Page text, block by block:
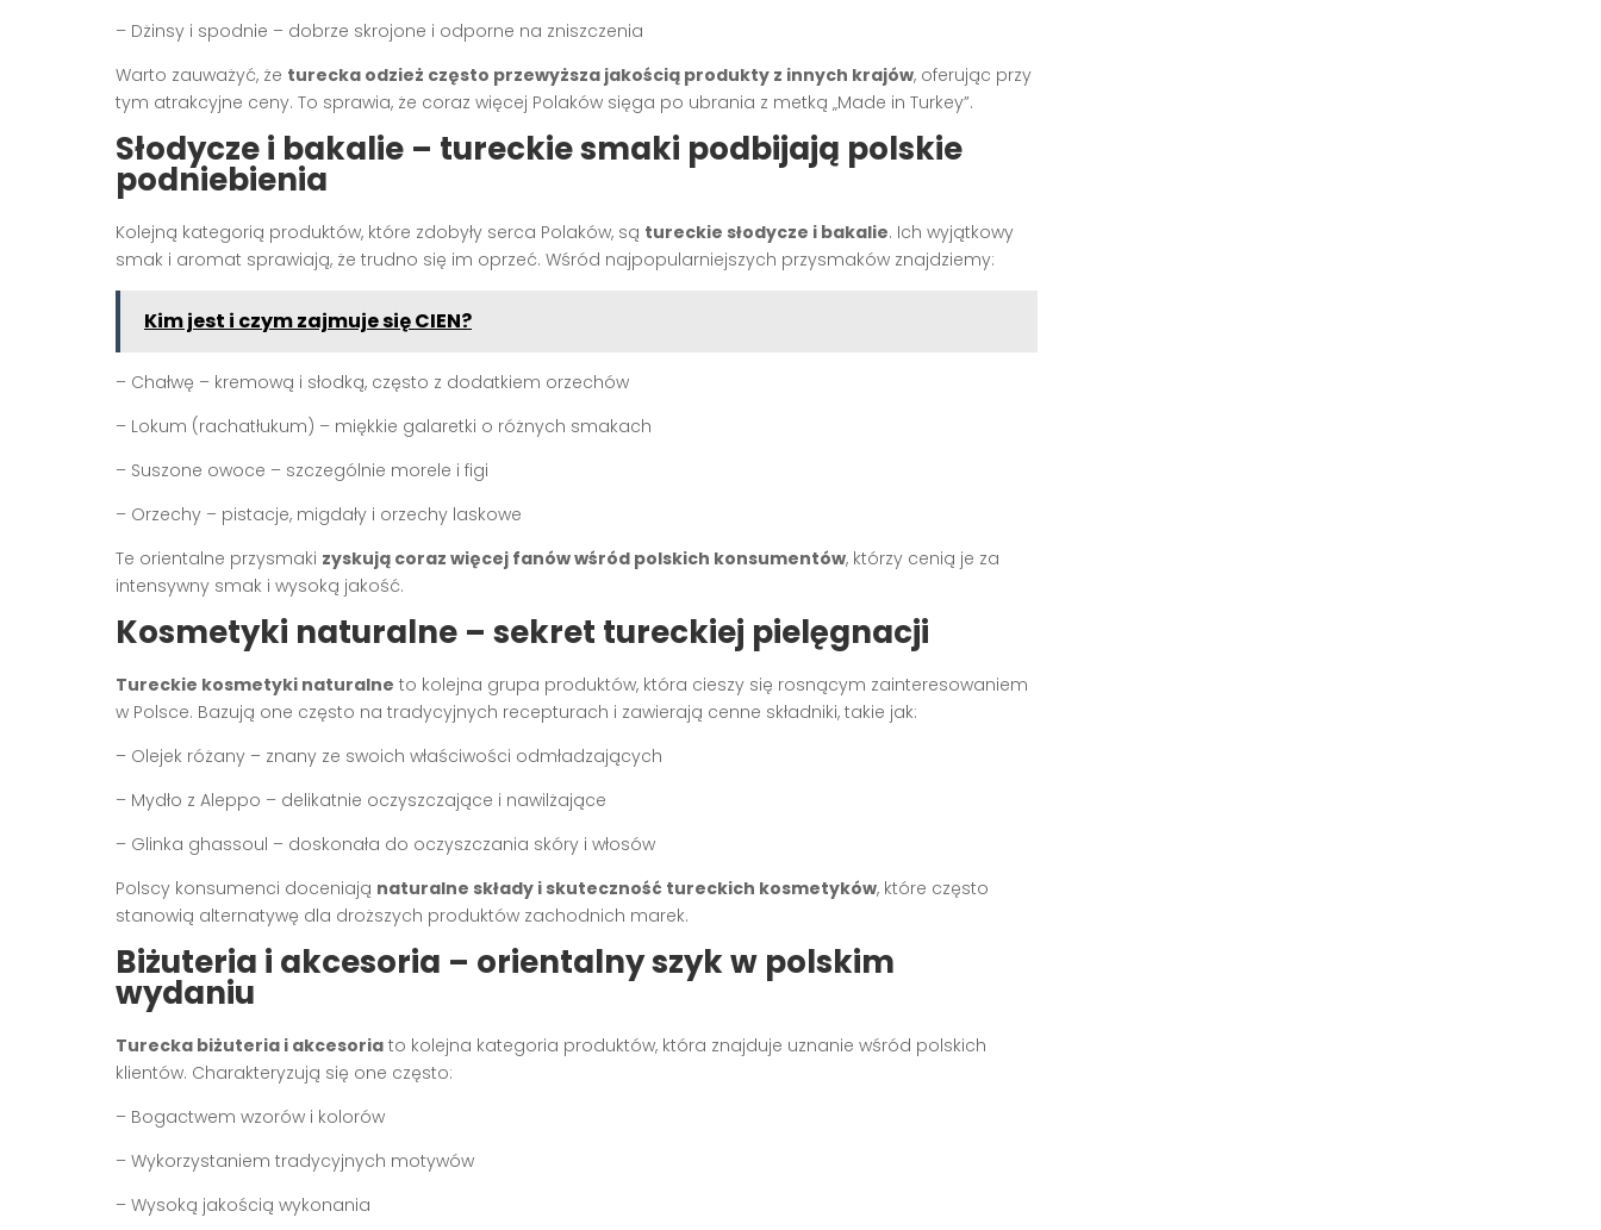
– Dżinsy i spodnie – dobrze skrojone i odporne na zniszczenia
Warto zauważyć, że turecka odzież często przewyższa jakością produkty z innych krajów, oferując przy
tym atrakcyjne ceny. To sprawia, że coraz więcej Polaków sięga po ubrania z metką „Made in Turkey”.
Słodycze i bakalie – tureckie smaki podbijają polskie
podniebienia
Kolejną kategorią produktów, które zdobyły serca Polaków, są tureckie słodycze i bakalie. Ich wyjątkowy
smak i aromat sprawiają, że trudno się im oprzeć. Wśród najpopularniejszych przysmaków znajdziemy:
Kim jest i czym zajmuje się CIEN?
– Chałwę – kremową i słodką, często z dodatkiem orzechów
– Lokum (rachatłukum) – miękkie galaretki o różnych smakach
– Suszone owoce – szczególnie morele i figi
– Orzechy – pistacje, migdały i orzechy laskowe
Te orientalne przysmaki zyskują coraz więcej fanów wśród polskich konsumentów, którzy cenią je za
intensywny smak i wysoką jakość.
Kosmetyki naturalne – sekret tureckiej pielęgnacji
Tureckie kosmetyki naturalne to kolejna grupa produktów, która cieszy się rosnącym zainteresowaniem
w Polsce. Bazują one często na tradycyjnych recepturach i zawierają cenne składniki, takie jak:
– Olejek różany – znany ze swoich właściwości odmładzających
– Mydło z Aleppo – delikatnie oczyszczające i nawilżające
– Glinka ghassoul – doskonała do oczyszczania skóry i włosów
Polscy konsumenci doceniają naturalne składy i skuteczność tureckich kosmetyków, które często
stanowią alternatywę dla droższych produktów zachodnich marek.
Biżuteria i akcesoria – orientalny szyk w polskim
wydaniu
Turecka biżuteria i akcesoria to kolejna kategoria produktów, która znajduje uznanie wśród polskich
klientów. Charakteryzują się one często:
– Bogactwem wzorów i kolorów
– Wykorzystaniem tradycyjnych motywów
– Wysoką jakością wykonania